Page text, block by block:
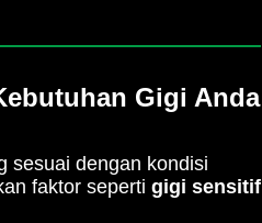
Gigi Anda
sesuai dengan kondisi
faktor seperti gigi sensitif